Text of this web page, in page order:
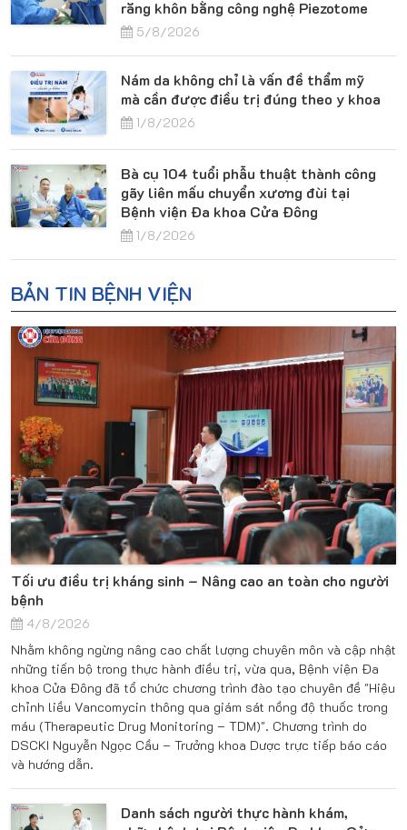
răng khôn bằng công nghệ Piezotome
5/8/2026
Nám da không chỉ là vấn đề thẩm mỹ
mà cần được điều trị đúng theo y khoa
1/8/2026
Bà cụ 104 tuổi phẫu thuật thành công
gãy liên mấu chuyển xương đùi tại
Bệnh viện Đa khoa Cửa Đông
1/8/2026
BẢN TIN BỆNH VIỆN
Tối ưu điều trị kháng sinh – Nâng cao an toàn cho người
bệnh
4/8/2026
Nhằm không ngừng nâng cao chất lượng chuyên môn và cập nhật
những tiến bộ trong thực hành điều trị, vừa qua, Bệnh viện Đa
khoa Cửa Đông đã tổ chức chương trình đào tạo chuyên đề "Hiệu
chỉnh liều Vancomycin thông qua giám sát nồng độ thuốc trong
máu (Therapeutic Drug Monitoring – TDM)". Chương trình do
DSCKI Nguyễn Ngọc Cầu – Trưởng khoa Dược trực tiếp báo cáo
và hướng dẫn.
Danh sách người thực hành khám,